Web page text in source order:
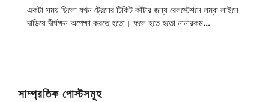
একটা সময় ছিলো যখন ট্রেনের টিকিট কাঁটার জন্য রেলস্টেশনে লম্বা লাইনে
দাড়িয়ে দীর্ঘক্ষন অপেক্ষা করতে হতো। ফলে হতে হতো নানারকম...
সাম্প্রতিক পোস্টসমূহ